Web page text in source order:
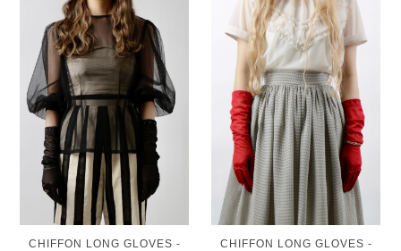
CHIFFON LONG GLOVES -
CHIFFON LONG GLOVES -